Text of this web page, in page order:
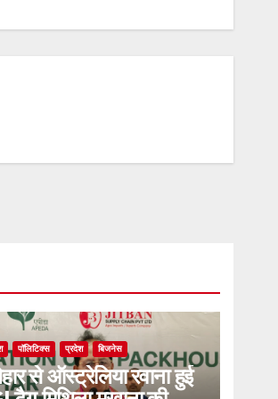
पॉलिटिक्स प्रदेश बिजनेस
से ऑस्ट्रेलिया रवाना हुई